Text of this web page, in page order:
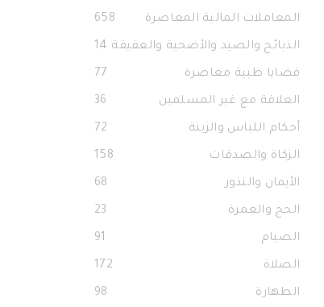
المعاملات المالية المعاصرة 658
الذبائح والصيد والأضحية والعقيقة 14
قضايا طبية معاصرة 77
العلاقة مع غير المسلمين 36
أحكام اللباس والزينة 72
الزكاة والصدقات 158
الأيمان والنذور 68
الحج والعمرة 23
الصيام 91
الصلاة 172
الطهارة 98